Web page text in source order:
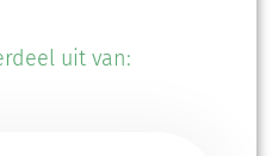
uit van: